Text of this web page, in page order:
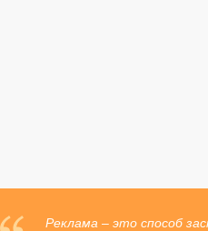
Реклама – это способ